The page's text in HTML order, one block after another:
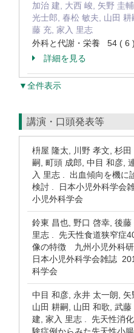
加治 建, 大西 峻, 矢野 圭
光士郎, 春松 敏夫, 山田
藤 充, 家入 里志
外科と代謝・栄養 54 (
詳細を見る
▼全件表示
講演・口頭発表等
枡屋 隆太, 川野 孝文, 杉
嗣, 町頭 成郎, 中目 和彦,
入 里志 . 出血傾向を機に
検討 . 日本小児外科学会
小児外科学会
鈴東 昌也, 野口 啓幸, 後
里志 . 先天性食道狭窄症
像の特徴 九州小児外科研
日本小児外科学会雑誌
科学会
中目 和彦, 永井 太一朗, 矢
山田 耕嗣, 山田 和歌, 武
建, 家入 里志 . 先天性消